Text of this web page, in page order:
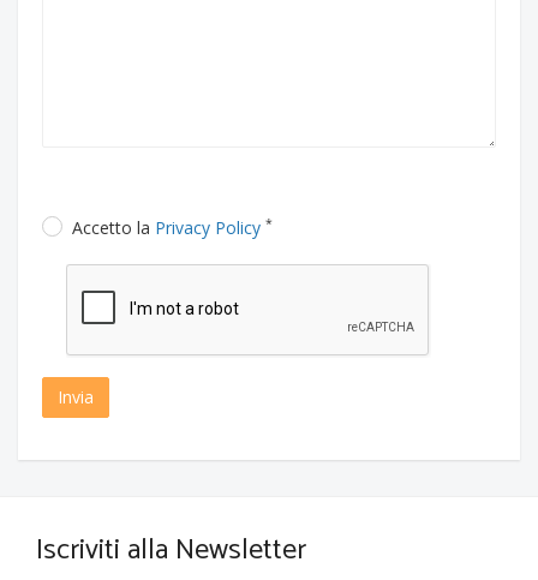
Accetto la Privacy Policy *
Invia
Iscriviti alla Newsletter